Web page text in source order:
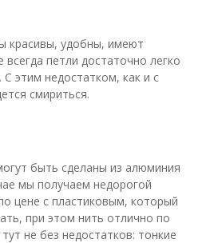
красивы, удобны, имеют
всегда петли достаточно легко
этим недостатком, как и с
смириться.
быть сделаны из алюминия
мы получаем недорогой
цене с пластиковым, который
при этом нить отлично по
не без недостатков: тонкие